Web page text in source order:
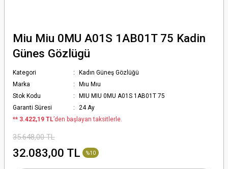
Miu Miu 0MU A01S 1AB01T 75 Kadin
Günes Gözlügü
Kategori
Kadın Güneş Gözlüğü
Marka
Mıu Mıu
Stok Kodu
MIU MIU 0MU A01S 1AB01T 75
Garanti Süresi
24 Ay
** 3.422,19 TL’den başlayan taksitlerle.
35.648,00 TL
32.083,00 TL %10